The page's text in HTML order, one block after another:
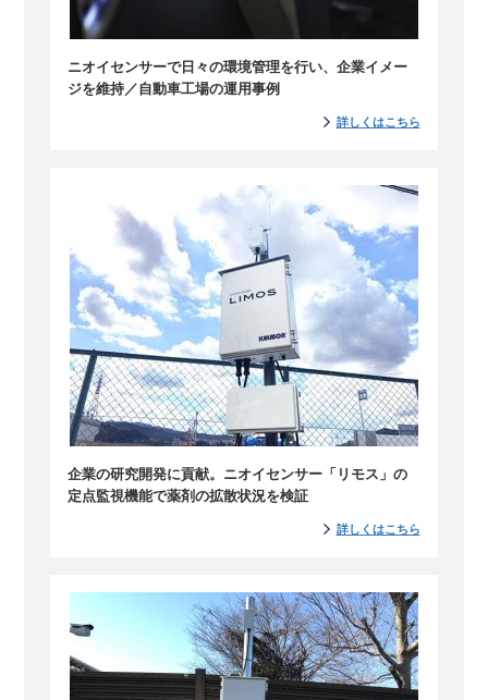
ニオイセンサーで日々の環境管理を行い、企業イメー
ジを維持／自動車工場の運用事例
詳しくはこちら
企業の研究開発に貢献。ニオイセンサー「リモス」の
定点監視機能で薬剤の拡散状況を検証
詳しくはこちら